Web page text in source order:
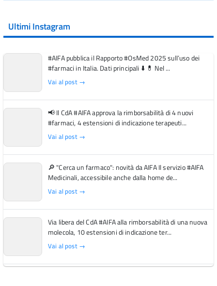
Ultimi Instagram
#AIFA pubblica il Rapporto #OsMed 2025 sull’uso dei
#farmaci in Italia. Dati principali ⬇️ 💊 Nel ...
Vai al post →
📢 Il CdA #AIFA approva la rimborsabilità di 4 nuovi
#farmaci, 4 estensioni di indicazione terapeuti...
Vai al post →
🔎 "Cerca un farmaco": novità da AIFA Il servizio #AIFA
Medicinali, accessibile anche dalla home de...
Vai al post →
Via libera del CdA #AIFA alla rimborsabilità di una nuova
molecola, 10 estensioni di indicazione ter...
Vai al post →